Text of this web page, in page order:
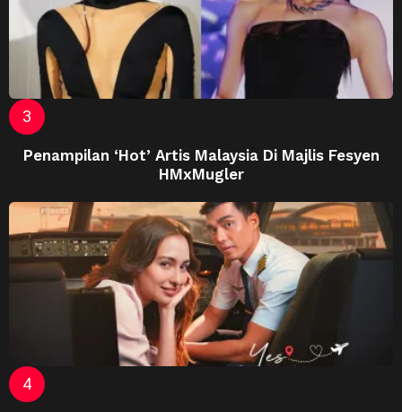
Penampilan ‘Hot’ Artis Malaysia Di Majlis Fesyen
HMxMugler